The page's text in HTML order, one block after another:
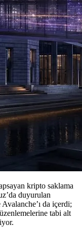
kripto saklama
duyurulan
da içerdi;
tabi alt